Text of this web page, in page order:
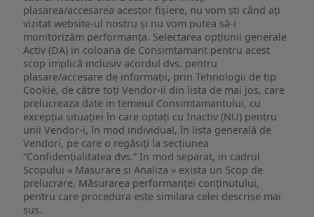
plasarea/accesarea acestor fișiere, nu vom ști când ați
vizitat website-ul nostru și nu vom putea să-i
monitorizăm performanța. Selectarea opțiunii generale
Activ (DA) in coloana de Consimtamant pentru acest
scop implică inclusiv acordul dvs. pentru
plasare/accesare de informații, prin Tehnologii de tip
Cookie, de către toți Vendor-ii din lista de mai jos, care
prelucreaza date in temeiul Consimtamantului, cu
excepția situației în care optați cu Inactiv (NU) pentru
unii Vendor-i, în mod individual, în lista generală de
Vendori, pe care o regăsiți la secțiunea
“Confidențialitatea dvs.” In mod separat, in cadrul
Scopului « Masurare si Analiza » exista un Scop de
prelucrare, Măsurarea performanței conținutului,
pentru care procedura este similara celei descrise mai
sus.